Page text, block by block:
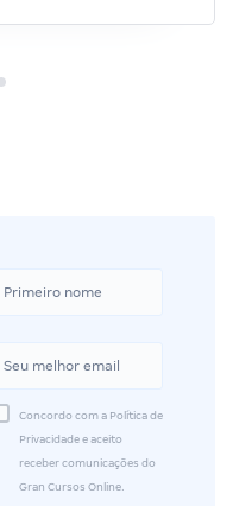
Concordo com a Política de
Privacidade e aceito
receber comunicações do
Gran Cursos Online.